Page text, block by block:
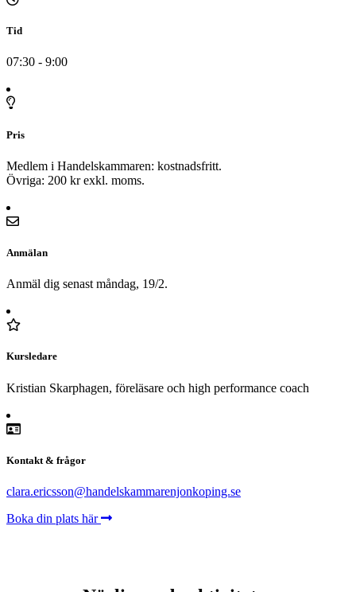
Tid
07:30 - 9:00
Pris
Medlem i Handelskammaren: kostnadsfritt.
Övriga: 200 kr exkl. moms.
Anmälan
Anmäl dig senast måndag, 19/2.
Kursledare
Kristian Skarphagen, föreläsare och high performance coach
Kontakt & frågor
clara.ericsson@handelskammarenjonkoping.se
Boka din plats här